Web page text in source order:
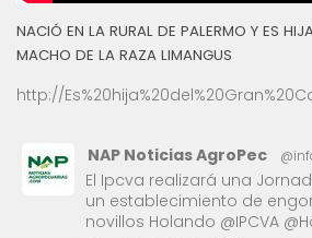
NACIÓ EN LA RURAL DE PALERMO Y ES
MACHO DE LA RAZA LIMANGUS
http://
NAP Noticias AgroPec
El Ipcva realizará una
un establecimiento de
novillos Holando @IPCVA